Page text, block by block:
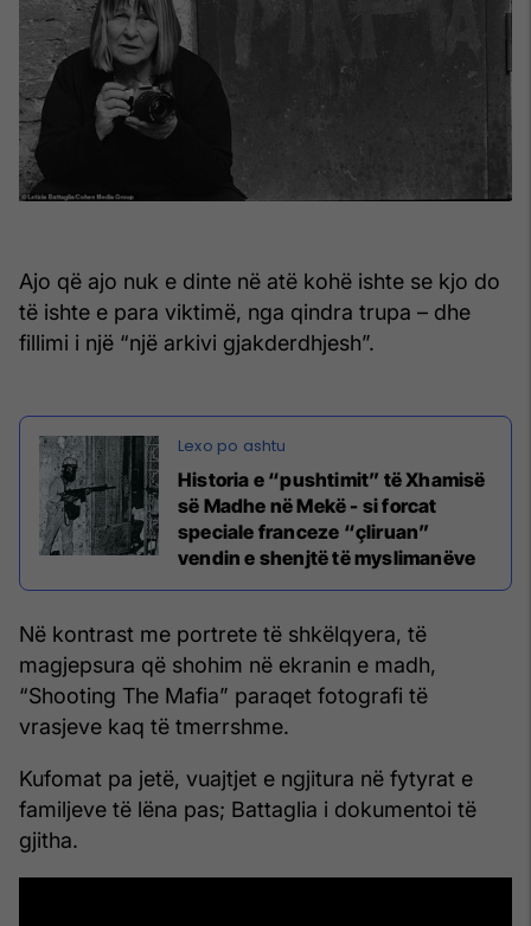
Ajo që ajo nuk e dinte në atë kohë ishte se kjo do
të ishte e para viktimë, nga qindra trupa – dhe
fillimi i një “një arkivi gjakderdhjesh”.
Historia e “pushtimit” të Xhamisë
së Madhe në Mekë - si forcat
speciale franceze “çliruan”
vendin e shenjtë të myslimanëve
Në kontrast me portrete të shkëlqyera, të
magjepsura që shohim në ekranin e madh,
“Shooting The Mafia” paraqet fotografi të
vrasjeve kaq të tmerrshme.
Kufomat pa jetë, vuajtjet e ngjitura në fytyrat e
familjeve të lëna pas; Battaglia i dokumentoi të
gjitha.